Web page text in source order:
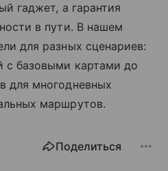
гаджет, а гарантия
в пути. В нашем
для разных сценариев:
базовыми картами до
для многодневных
маршрутов.
Поделиться